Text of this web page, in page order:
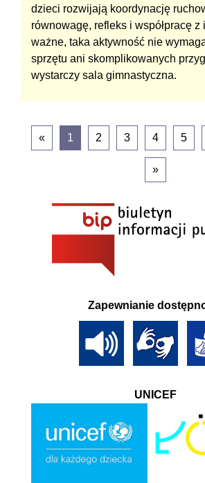
Zapewnianie
UNICEF
dzieci rozwijają koordynację
równowagę, refleks i współpracę z
ważne, taka aktywność nie
sprzętu ani skomplikowanych
wystarczy sala gimnastyczna.
« 1 2 3 4 5
»